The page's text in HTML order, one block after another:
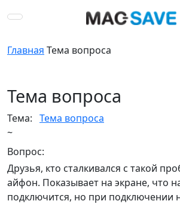
Главная Тема вопроса
Тема вопроса
Тема: Тема вопроса
~
Вопрос:
Друзья, кто сталкивался с такой
айфон. Показывает на экране, что
подключится, но при подключении